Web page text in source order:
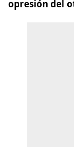
opresión del